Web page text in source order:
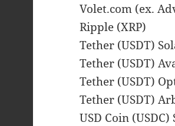
Volet.com (ex.
Ripple (XRP)
Tether (USDT)
Tether (USDT)
Tether (USDT)
Tether (USDT)
USD Coin (USDC)